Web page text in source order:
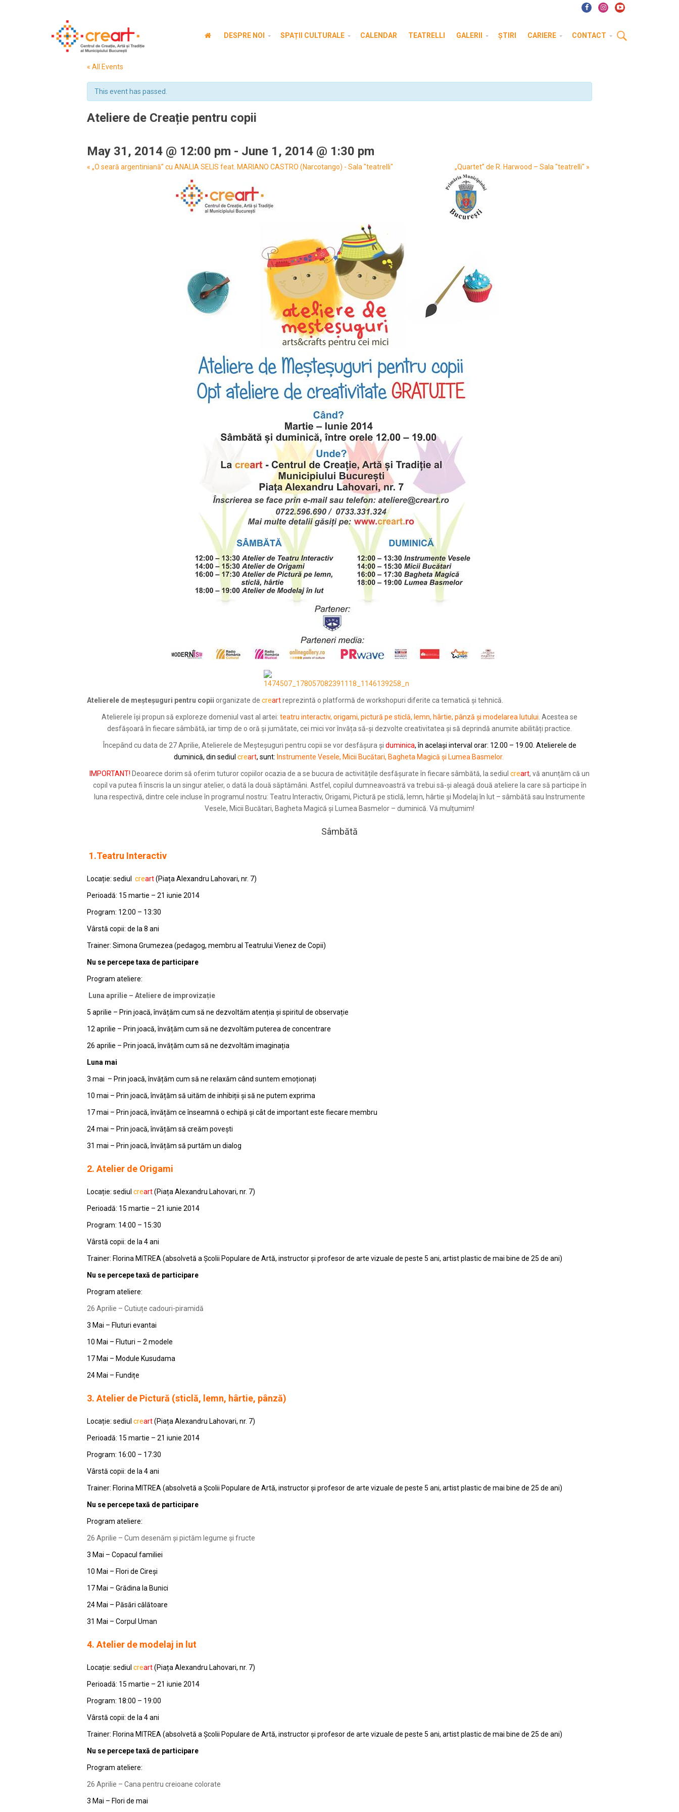
DESPRE NOI SPAȚII CULTURALE CALENDAR TEATRELLI GALERII ȘTIRI CARIERE CONTACT
« All Events
This event has passed.
Ateliere de Creație pentru copii
May 31, 2014 @ 12:00 pm - June 1, 2014 @ 1:30 pm
Event
« „O seară argentiniană” cu ANALIA SELIS feat. MARIANO CASTRO (Narcotango) - Sala "teatrelli" „Quartet” de R. Harwood – Sala "teatrelli" »
Atelierele de meșteșuguri pentru copii organizate de creartreprezintă o platformă de workshopuri diferite ca tematică și tehnică.
Atelierele își propun să exploreze domeniul vast al artei: teatru interactiv, origami, pictură pe sticlă, lemn, hârtie, pânză și modelarea lutului . Acestea se
desfășoară în fiecare sâmbătă, iar timp de o oră și jumătate, cei mici vor învăța să-și dezvolte creativitatea și să deprindă anumite abilități practice.
Începând cu data de 27 Aprilie, Atelierele de Meșteșuguri pentru copii se vor desfășura și duminica, în același interval orar: 12.00 – 19.00. Atelierele de
duminică, din sediul creart, sunt: Instrumente Vesele, Micii Bucătari, Bagheta Magică și Lumea Basmelor.
IMPORTANT! Deoarece dorim să oferim tuturor copiilor ocazia de a se bucura de activitățile desfășurate în fiecare sâmbătă, la sediul creart, vă anunțăm că un
copil va putea fi înscris la un singur atelier, o dată la două săptămâni. Astfel, copilul dumneavoastră va trebui să-și aleagă două ateliere la care să participe în
luna respectivă, dintre cele incluse în programul nostru: Teatru Interactiv, Origami, Pictură pe sticlă, lemn, hârtie și Modelaj în lut – sâmbătă sau Instrumente
Vesele, Micii Bucătari, Bagheta Magică și Lumea Basmelor – duminică. Vă mulțumim!
Sâmbătă
1.Teatru Interactiv
Locație: sediul creart(Piața Alexandru Lahovari, nr. 7)
Perioadă: 15 martie – 21 iunie 2014
Program: 12:00 – 13:30
Vârstă copii: de la 8 ani
Trainer: Simona Grumezea (pedagog, membru al Teatrului Vienez de Copii)
Nu se percepe taxa de participare
Program ateliere:
Luna aprilie – Ateliere de improvizație
5 aprilie – Prin joacă, învățăm cum să ne dezvoltăm atenția și spiritul de observație
12 aprilie – Prin joacă, învățăm cum să ne dezvoltăm puterea de concentrare
26 aprilie – Prin joacă, învățăm cum să ne dezvoltăm imaginația
Luna mai
3 mai – Prin joacă, învățăm cum să ne relaxăm când suntem emoționați
10 mai – Prin joacă, învățăm să uităm de inhibiții și să ne putem exprima
17 mai – Prin joacă, învățăm ce înseamnă o echipă și cât de important este fiecare membru
24 mai – Prin joacă, învățăm să creăm povești
31 mai – Prin joacă, învățăm să purtăm un dialog
2. Atelier de Origami
Locație: sediul creart(Piața Alexandru Lahovari, nr. 7)
Perioadă: 15 martie – 21 iunie 2014
Program: 14:00 – 15:30
Vârstă copii: de la 4 ani
Trainer: Florina MITREA (absolvetă a Școlii Populare de Artă, instructor și profesor de arte vizuale de peste 5 ani, artist plastic de mai bine de 25 de ani)
Nu se percepe taxă de participare
Program ateliere:
26 Aprilie – Cutiuțe cadouri-piramidă
3 Mai – Fluturi evantai
10 Mai – Fluturi – 2 modele
17 Mai – Module Kusudama
24 Mai – Fundițe
3. Atelier de Pictură (sticlă, lemn, hârtie, pânză)
Locație: sediul creart(Piața Alexandru Lahovari, nr. 7)
Perioadă: 15 martie – 21 iunie 2014
Program: 16:00 – 17:30
Vârstă copii: de la 4 ani
Trainer: Florina MITREA (absolvetă a Școlii Populare de Artă, instructor și profesor de arte vizuale de peste 5 ani, artist plastic de mai bine de 25 de ani)
Nu se percepe taxă de participare
Program ateliere:
26 Aprilie – Cum desenăm și pictăm legume și fructe
3 Mai – Copacul familiei
10 Mai – Flori de Cireși
17 Mai – Grădina la Bunici
24 Mai – Păsări călătoare
31 Mai – Corpul Uman
4. Atelier de modelaj in lut
Locație: sediul creart(Piața Alexandru Lahovari, nr. 7)
Perioadă: 15 martie – 21 iunie 2014
Program: 18:00 – 19:00
Vârstă copii: de la 4 ani
Trainer: Florina MITREA (absolvetă a Școlii Populare de Artă, instructor și profesor de arte vizuale de peste 5 ani, artist plastic de mai bine de 25 de ani)
Nu se percepe taxă de participare
Program ateliere:
26 Aprilie – Cana pentru creioane colorate
3 Mai – Flori de mai